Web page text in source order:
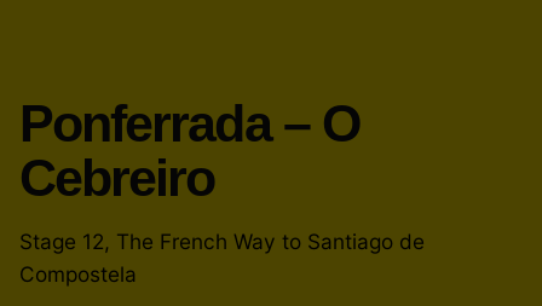
Ponferrada – O
Cebreiro
Stage 12, The French Way to Santiago de
Compostela